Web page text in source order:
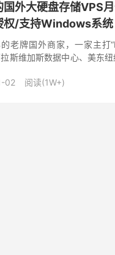
外大硬盘存储VPS
/支持Windows系统
老牌国外商家，一家主打
斯维加斯数据中心、美东
02 阅读(1W+)